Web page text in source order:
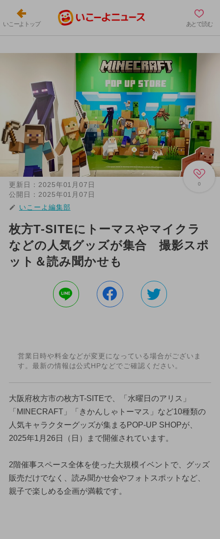
いこーよトップ あとで読む
0
更新日： 2025年01月07日
公開日： 2025年01月07日
いこーよ編集部
枚方T-SITEにトーマスやマイクラ
などの人気グッズが集合 撮影スポ
ット＆読み聞かせも
営業日時や料金などが変更になっている場合がございま
す。最新の情報は公式HPなどでご確認ください。
大阪府枚方市の枚方T-SITEで、「水曜日のアリス」
「MINECRAFT」「きかんしゃトーマス」など10種類の
人気キャラクターグッズが集まるPOP-UP SHOPが、
2025年1月26日（日）まで開催されています。
2階催事スペース全体を使った大規模イベントで、グッズ
販売だけでなく、読み聞かせ会やフォトスポットなど、
親子で楽しめる企画が満載です。